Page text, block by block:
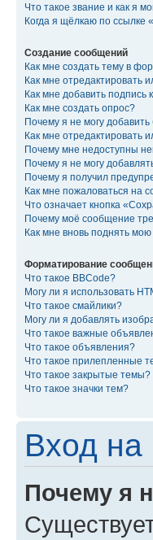
Что такое звание и как я
Когда я щёлкаю по ссылке
Создание сообщений
Как мне создать тему в
Как мне отредактировать
Как мне добавить подпись
Как мне создать опрос?
Почему я не могу
Как мне отредактировать
Почему мне недоступны
Почему я не могу
Почему я получил
Как мне пожаловаться на
Что означает кнопка
Почему моё сообщение
Как мне вновь поднять
Форматирование
Что такое BBCode?
Могу ли я использовать
Что такое смайлики?
Могу ли я добавлять
Что такое важные
Что такое объявления?
Что такое прилепленные
Что такое закрытые темы?
Что такое значки тем?
Вход на
Почему я